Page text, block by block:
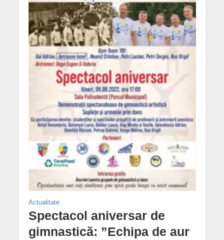
Actualitate
Spectacol aniversar de
gimnastică: ”Echipa de aur